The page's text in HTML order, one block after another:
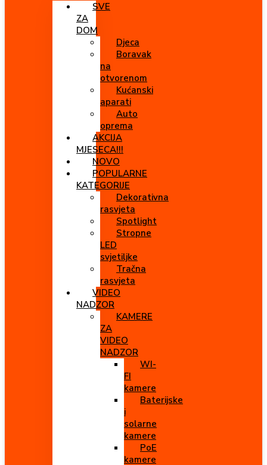
SVE
ZA
DOM
Djeca
Boravak
na
otvorenom
Kućanski
aparati
Auto
oprema
AKCIJA
MJESECA!!!
NOVO
POPULARNE
KATEGORIJE
Dekorativna
rasvjeta
Spotlight
Stropne
LED
svjetiljke
Tračna
rasvjeta
VIDEO
NADZOR
KAMERE
ZA
VIDEO
NADZOR
WI-
FI
kamere
Baterijske
i
solarne
kamere
PoE
kamere